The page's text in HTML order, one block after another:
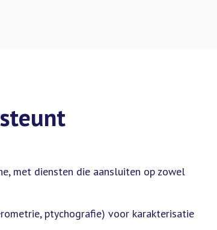
met diensten die aansluiten op zowel
ptychografie) voor karakterisatie